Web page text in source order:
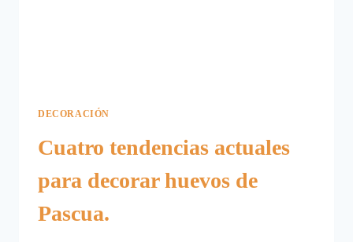
DECORACIÓN
Cuatro tendencias actuales
para decorar huevos de
Pascua.